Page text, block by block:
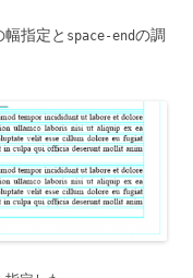
指定と space-endの調